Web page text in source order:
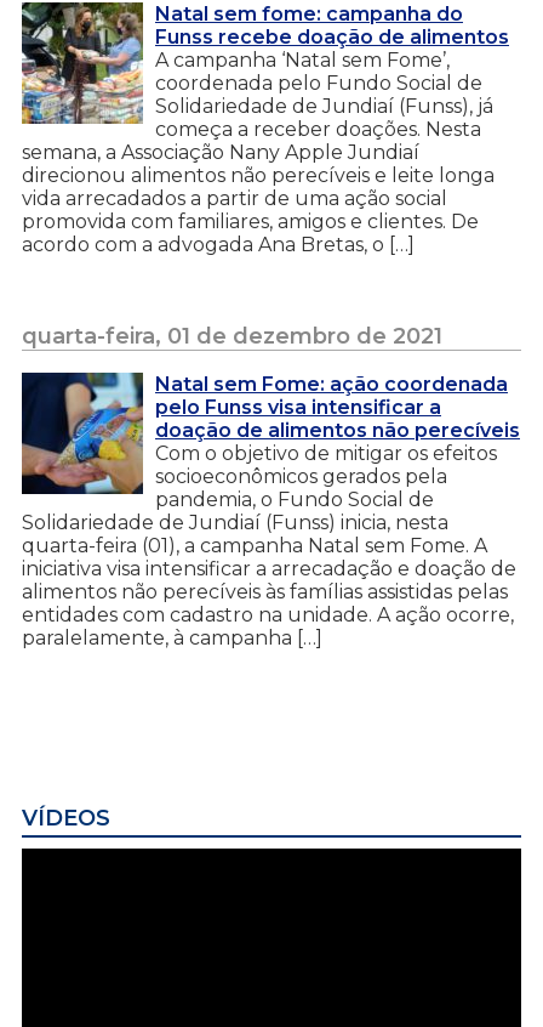
Natal sem fome: campanha do
Funss recebe doação de alimentos
A campanha ‘Natal sem Fome’,
coordenada pelo Fundo Social de
Solidariedade de Jundiaí (Funss), já
começa a receber doações. Nesta
semana, a Associação Nany Apple Jundiaí
direcionou alimentos não perecíveis e leite longa
vida arrecadados a partir de uma ação social
promovida com familiares, amigos e clientes. De
acordo com a advogada Ana Bretas, o […]
quarta-feira, 01 de dezembro de 2021
Natal sem Fome: ação coordenada
pelo Funss visa intensificar a
doação de alimentos não perecíveis
Com o objetivo de mitigar os efeitos
socioeconômicos gerados pela
pandemia, o Fundo Social de
Solidariedade de Jundiaí (Funss) inicia, nesta
quarta-feira (01), a campanha Natal sem Fome. A
iniciativa visa intensificar a arrecadação e doação de
alimentos não perecíveis às famílias assistidas pelas
entidades com cadastro na unidade. A ação ocorre,
paralelamente, à campanha […]
VÍDEOS